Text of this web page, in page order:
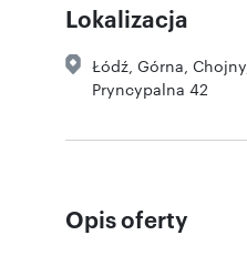
Lokalizacja
Łódź Górna Chojny
Pryncypalna 42
Opis oferty